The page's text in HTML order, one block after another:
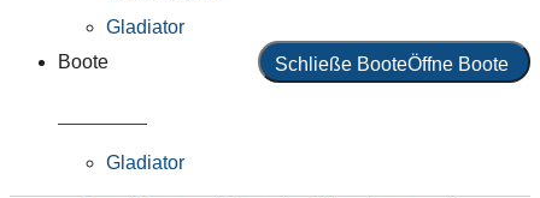
Gladiator
Boote
Schließe BooteÖffne Boote
Gladiator